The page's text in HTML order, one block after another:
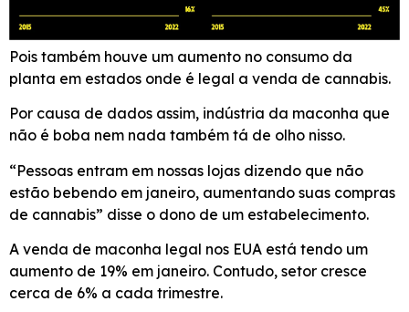
Pois também houve um aumento no consumo da
planta em estados onde é legal a venda de cannabis.
Por causa de dados assim, indústria da maconha que
não é boba nem nada também tá de olho nisso.
“Pessoas entram em nossas lojas dizendo que não
estão bebendo em janeiro, aumentando suas compras
de cannabis” disse o dono de um estabelecimento.
A venda de maconha legal nos EUA está tendo um
aumento de 19% em janeiro. Contudo, setor cresce
cerca de 6% a cada trimestre.